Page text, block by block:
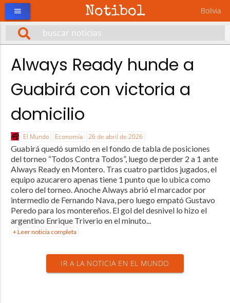
Notibol Bolivia
menu
Always Ready hunde a
Guabirá con victoria a
domicilio
El Mundo Economía 26 de abril de 2026
Guabirá quedó sumido en el fondo de tabla de posiciones
del torneo “Todos Contra Todos”, luego de perder 2 a 1 ante
Always Ready en Montero. Tras cuatro partidos jugados, el
equipo azucarero apenas tiene 1 punto que lo ubica como
colero del torneo. Anoche Always abrió el marcador por
intermedio de Fernando Nava, pero luego empató Gustavo
Peredo para los montereños. El gol del desnivel lo hizo el
argentino Enrique Triverio en el minuto...
+ Leer noticia completa
IR A LA NOTICIA EN EL MUNDO